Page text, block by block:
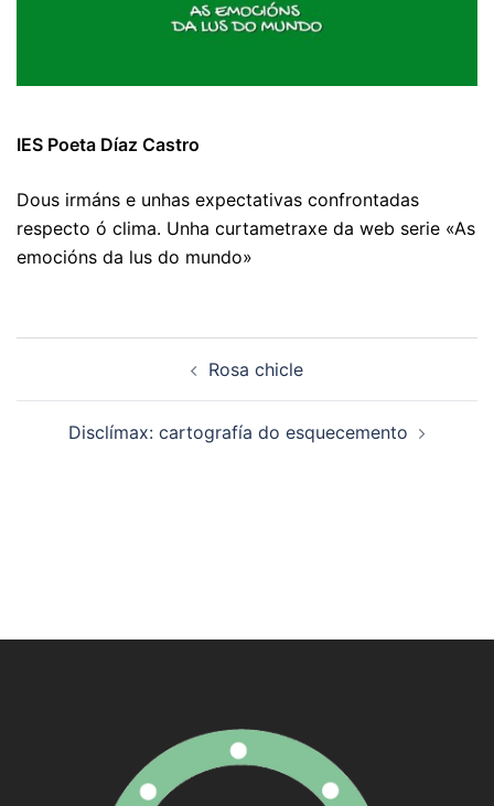
IES Poeta Díaz Castro
Dous irmáns e unhas expectativas confrontadas
respecto ó clima. Unha curtametraxe da web serie «As
emocións da lus do mundo»
Rosa chicle
Disclímax: cartografía do esquecemento